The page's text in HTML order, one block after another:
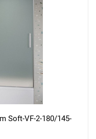
Soft-VF-2-180/145-